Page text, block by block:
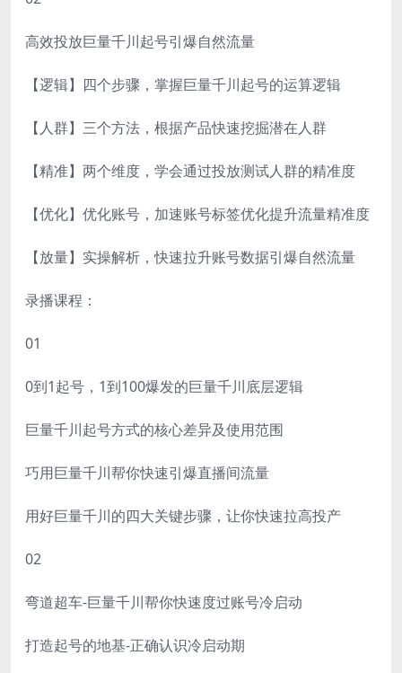
高效投放巨量千川起号引爆自然流量
【逻辑】四个步骤，掌握巨量千川起号的运算逻辑
【人群】三个方法，根据产品快速挖掘潜在人群
【精准】两个维度，学会通过投放测试人群的精准度
【优化】优化账号，加速账号标签优化提升流量精准度
【放量】实操解析，快速拉升账号数据引爆自然流量
录播课程：
01
0到1起号，1到100爆发的巨量千川底层逻辑
巨量千川起号方式的核心差异及使用范围
巧用巨量千川帮你快速引爆直播间流量
用好巨量千川的四大关键步骤，让你快速拉高投产
02
弯道超车-巨量千川帮你快速度过账号冷启动
打造起号的地基-正确认识冷启动期